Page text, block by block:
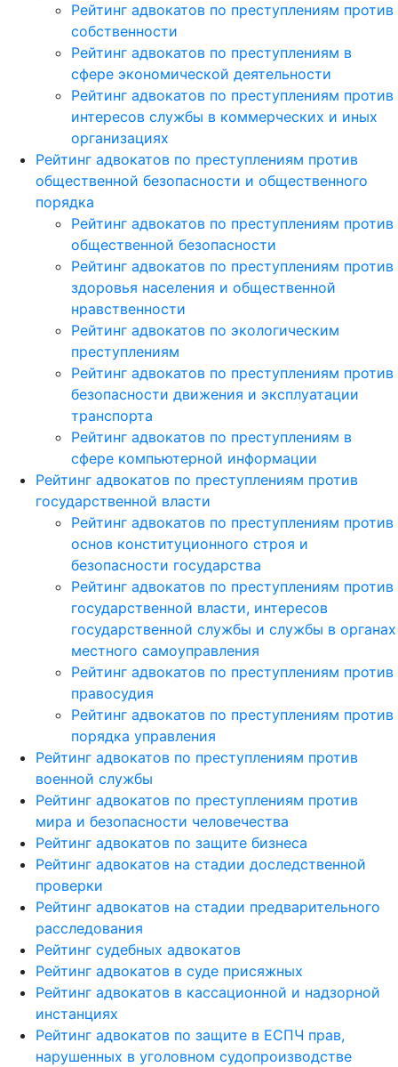
Рейтинг адвокатов по преступлениям против
собственности
Рейтинг адвокатов по преступлениям в
сфере экономической деятельности
Рейтинг адвокатов по преступлениям против
интересов службы в коммерческих и иных
организациях
Рейтинг адвокатов по преступлениям против
общественной безопасности и общественного
порядка
Рейтинг адвокатов по преступлениям против
общественной безопасности
Рейтинг адвокатов по преступлениям против
здоровья населения и общественной
нравственности
Рейтинг адвокатов по экологическим
преступлениям
Рейтинг адвокатов по преступлениям против
безопасности движения и эксплуатации
транспорта
Рейтинг адвокатов по преступлениям в
сфере компьютерной информации
Рейтинг адвокатов по преступлениям против
государственной власти
Рейтинг адвокатов по преступлениям против
основ конституционного строя и
безопасности государства
Рейтинг адвокатов по преступлениям против
государственной власти, интересов
государственной службы и службы в органах
местного самоуправления
Рейтинг адвокатов по преступлениям против
правосудия
Рейтинг адвокатов по преступлениям против
порядка управления
Рейтинг адвокатов по преступлениям против
военной службы
Рейтинг адвокатов по преступлениям против
мира и безопасности человечества
Рейтинг адвокатов по защите бизнеса
Рейтинг адвокатов на стадии доследственной
проверки
Рейтинг адвокатов на стадии предварительного
расследования
Рейтинг судебных адвокатов
Рейтинг адвокатов в суде присяжных
Рейтинг адвокатов в кассационной и надзорной
инстанциях
Рейтинг адвокатов по защите в ЕСПЧ прав,
нарушенных в уголовном судопроизводстве